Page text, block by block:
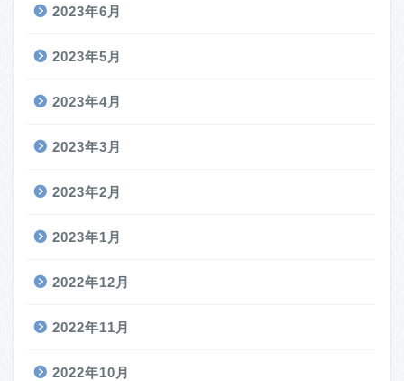
2023年6月
2023年5月
2023年4月
2023年3月
2023年2月
2023年1月
2022年12月
2022年11月
2022年10月